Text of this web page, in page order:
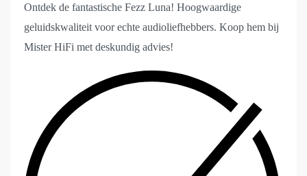
Ontdek de fantastische Fezz Luna! Hoogwaardige
geluidskwaliteit voor echte audioliefhebbers. Koop hem bij
Mister HiFi met deskundig advies!